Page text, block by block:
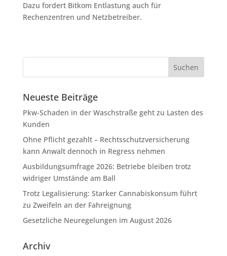
Dazu fordert Bitkom Entlastung auch für
Rechenzentren und Netzbetreiber.
Neueste Beiträge
Pkw-Schaden in der Waschstraße geht zu Lasten des
Kunden
Ohne Pflicht gezahlt – Rechtsschutzversicherung
kann Anwalt dennoch in Regress nehmen
Ausbildungsumfrage 2026: Betriebe bleiben trotz
widriger Umstände am Ball
Trotz Legalisierung: Starker Cannabiskonsum führt
zu Zweifeln an der Fahreignung
Gesetzliche Neuregelungen im August 2026
Archiv